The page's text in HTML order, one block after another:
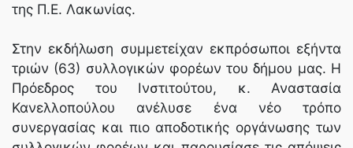
της Π.Ε. Λακωνίας.
Στην εκδήλωση συμμετείχαν εκπρόσωποι εξήντα
τριών (63) συλλογικών φορέων του δήμου μας. Η
Πρόεδρος του Ινστιτούτου, κ. Αναστασία
Κανελλοπούλου ανέλυσε ένα νέο τρόπο
συνεργασίας και πιο αποδοτικής οργάνωσης των